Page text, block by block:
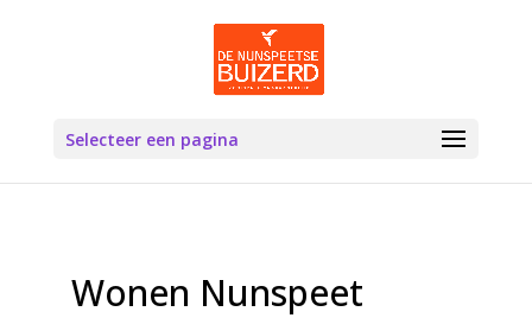
Selecteer een pagina
Wonen Nunspeet